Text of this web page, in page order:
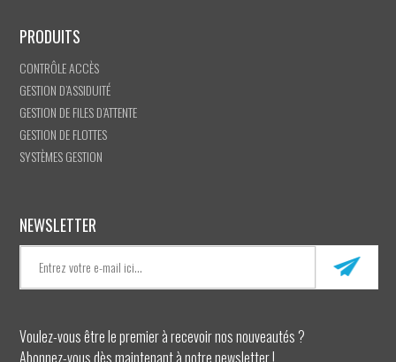
PRODUITS
CONTRÔLE ACCÈS
GESTION D’ASSIDUITÉ
GESTION DE FILES D’ATTENTE
GESTION DE FLOTTES
SYSTÈMES GESTION
NEWSLETTER
Voulez-vous être le premier à recevoir nos nouveautés ?
Abonnez-vous dès maintenant à notre newsletter !